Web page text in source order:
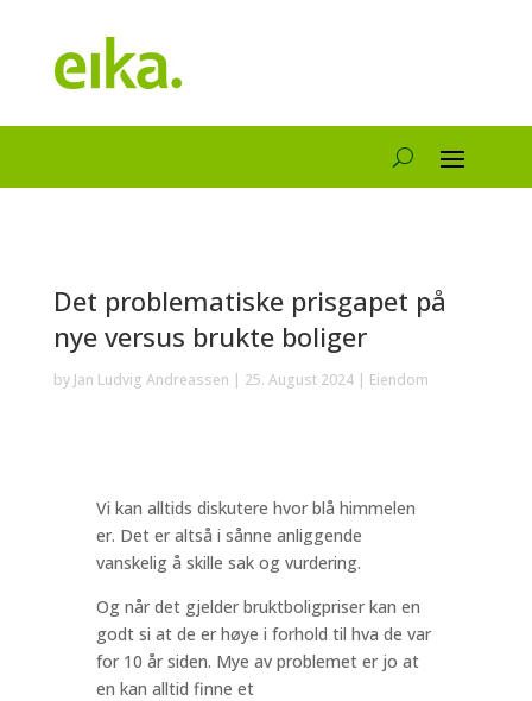
Det problematiske prisgapet på
nye versus brukte boliger
by Jan Ludvig Andreassen | 25. August 2024| Eiendom
Vi kan alltids diskutere hvor blå himmelen
er. Det er altså i sånne anliggende
vanskelig å skille sak og vurdering.
Og når det gjelder bruktboligpriser kan en
godt si at de er høye i forhold til hva de var
for 10 år siden. Mye av problemet er jo at
en kan alltid finne et